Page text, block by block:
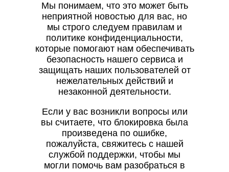
Мы понимаем, что это может быть
неприятной новостью для вас, но
мы строго следуем правилам и
политике конфиденциальности,
которые помогают нам обеспечивать
безопасность нашего сервиса и
защищать наших пользователей от
нежелательных действий и
незаконной деятельности.
Если у вас возникли вопросы или
вы считаете, что блокировка была
произведена по ошибке,
пожалуйста, свяжитесь с нашей
службой поддержки, чтобы мы
могли помочь вам разобраться в